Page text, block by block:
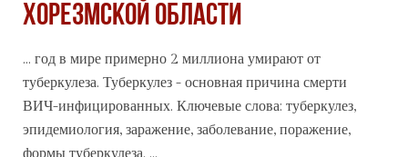
ХОРЕЗМСКОЙ ОБЛАСТИ
... год в мире примерно 2 миллиона умирают от
туберкулеза. Туберкулез - основная причина смерти
ВИЧ-инфицированных. Ключевые слова: туберкулез,
эпидемиология, заражение, заболевание, поражение,